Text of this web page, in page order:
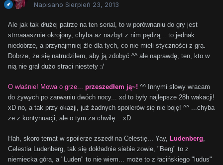
Napisano Sierpień 23, 2013
Ale jak tak dłużej patrzę na ten serial, to w porównaniu do gry jest
strrraaasznie okrojony, chyba aż nazbyt z nim pędzą... to jednak
niedobrze, a przynajmniej źle dla tych, co nie mieli styczności z grą.
Dobrze, że się natrudziłem, aby ją zdobyć ^^ ale naprawdę, ten, kto w
nią nie grał dużo straci niestety :/
O właśnie! Mowa o grze... przeszedłem ją~! ^^ Innymi słowy wracam
do żywych po zarwaniu dwóch nocy... xd to były najlepsze 28h wakacji!
xD no, a tak przy okazji, już żadnych spoilerów się nie boję! ^^ ...chyba
że z kontynuacji, ale o tym za chwilę... xD
Hah, skoro temat w spoilerze zszedł na Celestię... Yay, Ludenberg,
Celestia Ludenberg, tak się dokładnie siebie zowie, "Berg" to z
niemiecka góra, a "Luden" to nie wiem... może to z łacińskiego "ludus"